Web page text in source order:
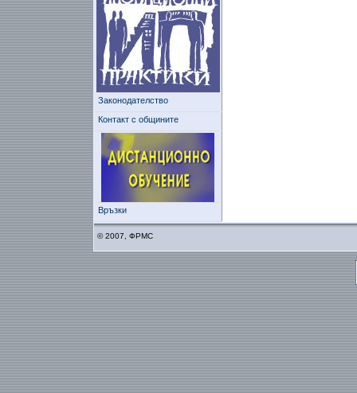
Законодателство
Контакт с общините
Връзки
© 2007, ФРМС